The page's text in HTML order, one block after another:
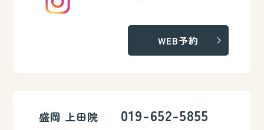
WEB予約
盛岡 上田院 019-652-5855